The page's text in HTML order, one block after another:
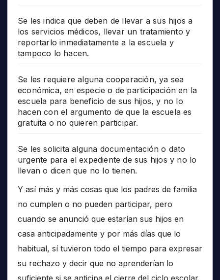
Se les indica que deben de llevar a sus hijos a
los servicios médicos, llevar un tratamiento y
reportarlo inmediatamente a la escuela y
tampoco lo hacen.
Se les requiere alguna cooperación, ya sea
económica, en especie o de participación en la
escuela para beneficio de sus hijos, y no lo
hacen con el argumento de que la escuela es
gratuita o no quieren participar.
Se les solicita alguna documentación o dato
urgente para el expediente de sus hijos y no lo
llevan o dicen que no lo tienen.
Y así más y más cosas que los padres de familia
no cumplen o no pueden participar, pero
cuando se anunció que estarían sus hijos en
casa anticipadamente y por más días que lo
habitual, sí tuvieron todo el tiempo para expresar
su rechazo y decir que no aprenderían lo